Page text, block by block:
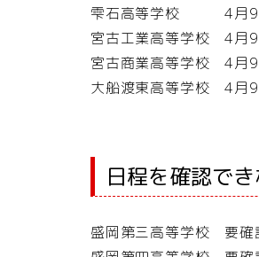
雫石高等学校 4月9
宮古工業高等学校 4月9
宮古商業高等学校 4月9
大船渡東高等学校 4月9
日程を確認で
盛岡第三高等学校 要確